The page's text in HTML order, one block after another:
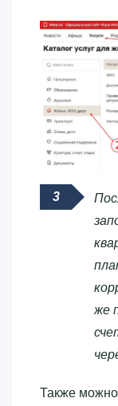
же
Также можно